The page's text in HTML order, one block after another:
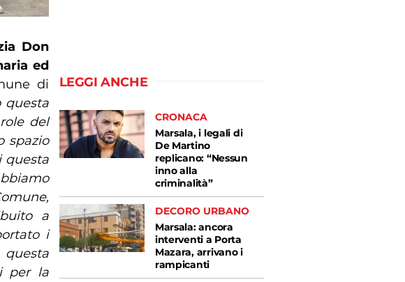
Don
ed
di
questa
del
spazio
questa
a
i
per la
LEGGI ANCHE
CRONACA
Marsala, i legali di
De Martino
replicano: “Nessun
inno alla
criminalità”
DECORO URBANO
Marsala: ancora
interventi a Porta
Mazara, arrivano i
rampicanti